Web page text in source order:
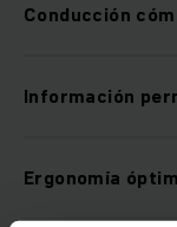
Conducción
Información
Ergonomía